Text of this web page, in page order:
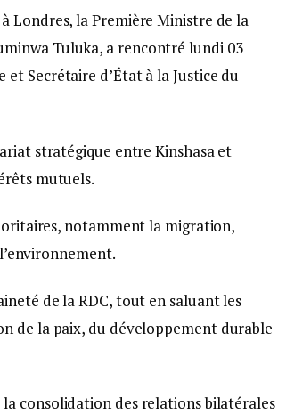
Londres, la Première Ministre de la
Tuluka, a rencontré lundi 03
Secrétaire d’État à la Justice du
stratégique entre Kinshasa et
mutuels.
notamment la migration,
de la RDC, tout en saluant les
de la paix, du développement durable
consolidation des relations bilatérales